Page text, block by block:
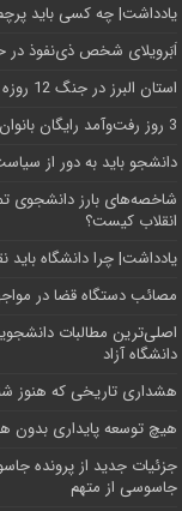
یادداشت| ‌چه کسی باید
اَبَر‌ویلای شخص ذی‌نفوذ در
استان البرز در جنگ 12 روزه 7 شهید دانشجو تقدیم انقلاب کرد
3 روز رفت‌وآمد رایگان بانوان در خطوط اتوبوسرانی شهری کرج
دانشجو باید به دور از
شاخصه‌های بارز دانشجوی
انقلاب کیست؟
یادداشت| چرا دانشگاه باید
مصائب دستگاه قضا در
اصلی‌ترین مطالبات
دانشگاه آز‌اد
هشداری تاریخی که هنوز
هیچ توسعه پایداری
جزئیات جدید از پرونده
جاسوسی از متهم